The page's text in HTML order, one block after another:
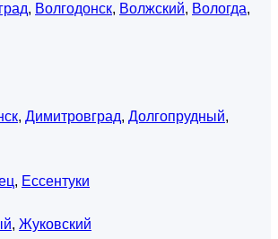
, Волгодонск, Волжский, Вологда,
, Димитровград, Долгопрудный,
, Ессентуки
, Жуковский